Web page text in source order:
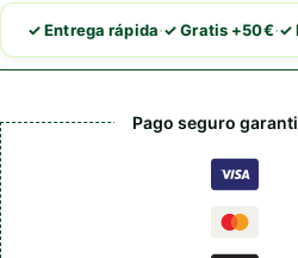
cantidad
✓ Entrega rápida·✓ Gratis +50€·✓
Pago seguro